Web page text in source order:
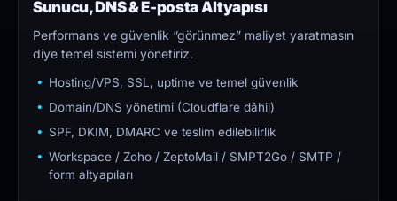
Sunucu, DNS & E-posta Altyapısı
Performans ve güvenlik “görünmez” maliyet yaratmasın
diye temel sistemi yönetiriz.
Hosting/VPS, SSL, uptime ve temel güvenlik
Domain/DNS yönetimi (Cloudflare dâhil)
SPF, DKIM, DMARC ve teslim edilebilirlik
Workspace / Zoho / ZeptoMail / SMPT2Go / SMTP /
form altyapıları